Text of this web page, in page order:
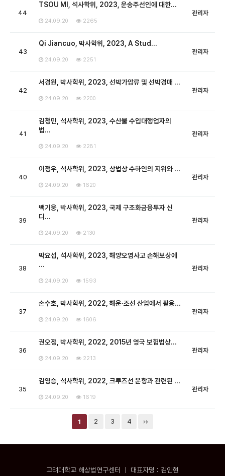
44
TSOU MI, 석사학위, 2023, 운송주선인에 대한…
24.09.20 2265
관리자
43
Qi Jiancuo, 박사학위, 2023, A Stud…
24.09.20 2251
관리자
42
서경원, 박사학위, 2023, 선박가압류 및 선박경매 …
24.09.20 2200
관리자
41
김청민, 석사학위, 2023, 수산물 수입대행업자의
법…
24.09.20 2281
관리자
40
이정우, 석사학위, 2023, 상법상 수하인의 지위와 …
24.09.20 1620
관리자
39
백기웅, 박사학위, 2023, 국제 구조화금융투자 신
디…
24.09.20 2130
관리자
38
박요섭, 석사학위, 2023, 해양오염사고 손해보상에
…
24.09.20 1593
관리자
37
손수호, 박사학위, 2022, 해운·조선 산업에서 활용…
24.09.20 1606
관리자
36
권오정, 박사학위, 2022, 2015년 영국 보험법상…
24.09.20 2213
관리자
35
김영승, 석사학위, 2022, 크루즈선 운항과 관련된 …
24.09.20 1619
관리자
1 2 3 4
고려대학교 해상법연구센터 ㅣ 대표자명 : 김인현